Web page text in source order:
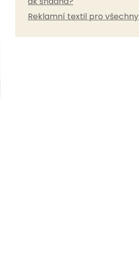
Reklamní textil pro všechny